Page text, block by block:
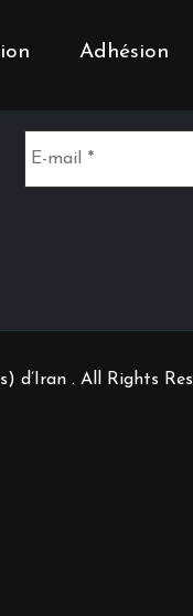
Adhésion
Inscrivez-vous
d’Iran . All Rights